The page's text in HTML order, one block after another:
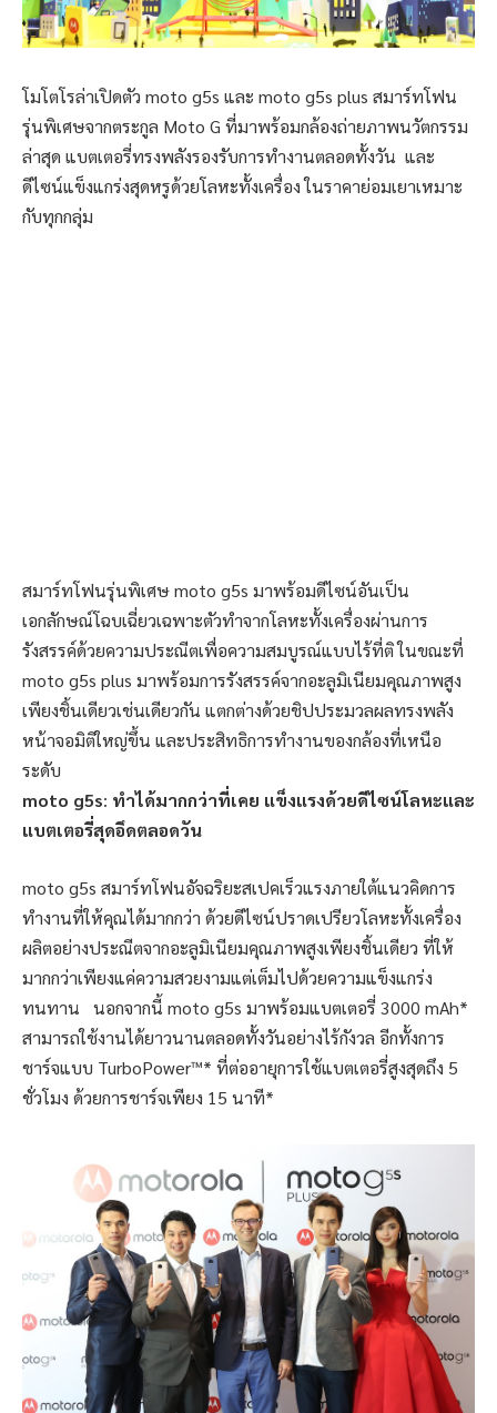
โมโตโรล่าเปิดตัว moto g5s และ moto g5s plus สมาร์ทโฟน
รุ่นพิเศษจากตระกูล Moto G ที่มาพร้อมกล้องถ่ายภาพนวัตกรรม
ล่าสุด แบตเตอรี่ทรงพลังรองรับการทำงานตลอดทั้งวัน และ
ดีไซน์แข็งแกร่งสุดหรูด้วยโลหะทั้งเครื่อง ในราคาย่อมเยาเหมาะ
กับทุกกลุ่ม
สมาร์ทโฟนรุ่นพิเศษ moto g5s มาพร้อมดีไซน์อันเป็น
เอกลักษณ์โฉบเฉี่ยวเฉพาะตัวทำจากโลหะทั้งเครื่องผ่านการ
รังสรรค์ด้วยความประณีตเพื่อความสมบูรณ์แบบไร้ที่ติ ในขณะที่
moto g5s plus มาพร้อมการรังสรรค์จากอะลูมิเนียมคุณภาพสูง
เพียงชิ้นเดียวเช่นเดียวกัน แตกต่างด้วยชิปประมวลผลทรงพลัง
หน้าจอมิติใหญ่ขึ้น และประสิทธิการทำงานของกล้องที่เหนือ
ระดับ
moto g5s: ทำได้มากกว่าที่เคย แข็งแรงด้วยดีไซน์โลหะและ
แบตเตอรี่สุดอึดตลอดวัน
moto g5s สมาร์ทโฟนอัจฉริยะสเปคเร็วแรงภายใต้แนวคิดการ
ทำงานที่ให้คุณได้มากกว่า ด้วยดีไซน์ปราดเปรียวโลหะทั้งเครื่อง
ผลิตอย่างประณีตจากอะลูมิเนียมคุณภาพสูงเพียงชิ้นเดียว ที่ให้
มากกว่าเพียงแค่ความสวยงามแต่เต็มไปด้วยความแข็งแกร่ง
ทนทาน นอกจากนี้ moto g5s มาพร้อมแบตเตอรี่ 3000 mAh*
สามารถใช้งานได้ยาวนานตลอดทั้งวันอย่างไร้กังวล อีกทั้งการ
ชาร์จแบบ TurboPower™* ที่ต่ออายุการใช้แบตเตอรี่สูงสุดถึง 5
ชั่วโมง ด้วยการชาร์จเพียง 15 นาที*